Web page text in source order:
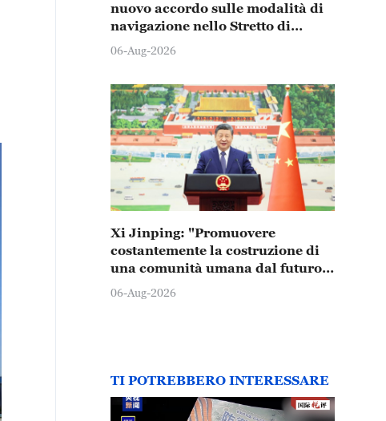
nuovo accordo sulle modalità di
navigazione nello Stretto di
Hormuz
06-Aug-2026
Xi Jinping: "Promuovere
costantemente la costruzione di
una comunità umana dal futuro
condiviso"
06-Aug-2026
TI POTREBBERO INTERESSARE